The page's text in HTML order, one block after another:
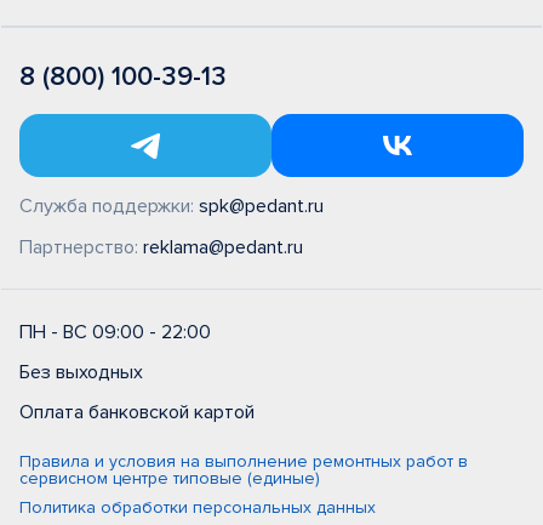
8 (800) 100-39-13
Служба поддержки: spk@pedant.ru
Партнерство: reklama@pedant.ru
ПН - ВС 09:00 - 22:00
Без выходных
Оплата банковской картой
Правила и условия на выполнение ремонтных работ в
сервисном центре типовые (единые)
Политика обработки персональных данных